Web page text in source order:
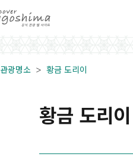
관광명소 황금 도리이
황금 도리이